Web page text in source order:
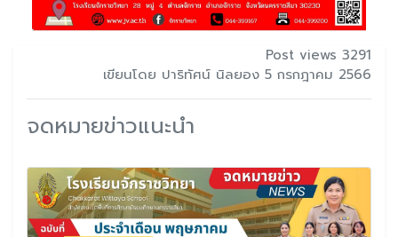
Post views 3291
เขียนโดย ปาริทัศน์ นิลยอง 5 กรกฎาคม 2566
จดหมายข่าวแนะนำ